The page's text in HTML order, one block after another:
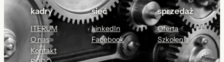
kadry
ITERUM
O nas
Kontakt
sieć
LinkedIn
Facebook
sprzedaż
Oferta
Szkolenia